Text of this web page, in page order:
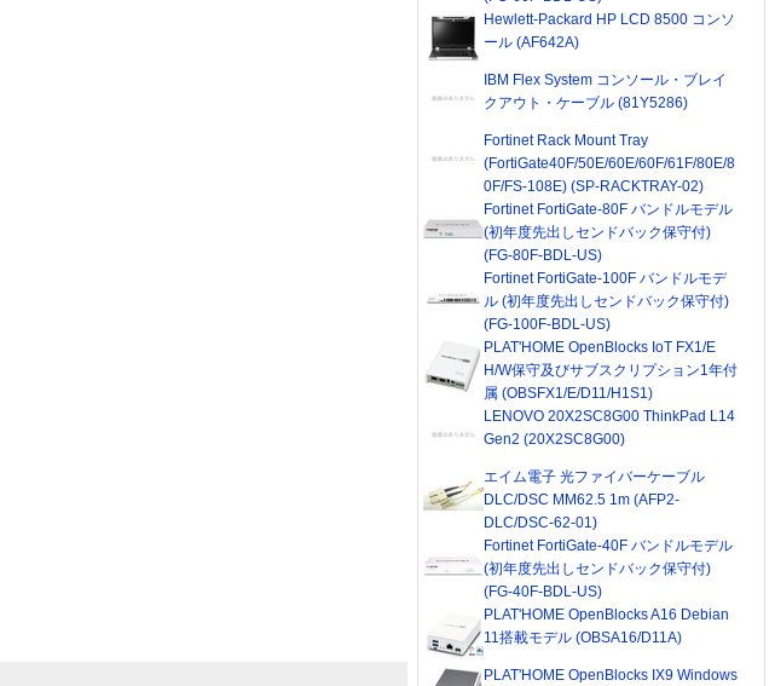
Hewlett-Packard HP LCD 8500 コンソ
ール (AF642A)
IBM Flex System コンソール・ブレイ
クアウト・ケーブル (81Y5286)
Fortinet Rack Mount Tray
(FortiGate40F/50E/60E/60F/61F/80E/8
0F/FS-108E) (SP-RACKTRAY-02)
Fortinet FortiGate-80F バンドルモデル
(初年度先出しセンドバック保守付)
(FG-80F-BDL-US)
Fortinet FortiGate-100F バンドルモデ
ル (初年度先出しセンドバック保守付)
(FG-100F-BDL-US)
PLAT'HOME OpenBlocks IoT FX1/E
H/W保守及びサブスクリプション1年付
属 (OBSFX1/E/D11/H1S1)
LENOVO 20X2SC8G00 ThinkPad L14
Gen2 (20X2SC8G00)
エイム電子 光ファイバーケーブル
DLC/DSC MM62.5 1m (AFP2-
DLC/DSC-62-01)
Fortinet FortiGate-40F バンドルモデル
(初年度先出しセンドバック保守付)
(FG-40F-BDL-US)
PLAT'HOME OpenBlocks A16 Debian
11搭載モデル (OBSA16/D11A)
PLAT'HOME OpenBlocks IX9 Windows